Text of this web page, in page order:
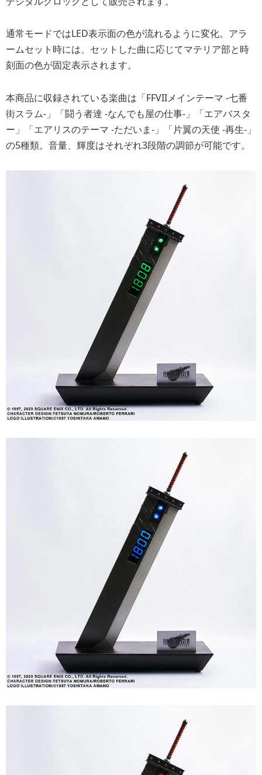
通常モードではLED表示面の色が流れるように変化。アラ
ームセット時には、セットした曲に応じてマテリア部と時
刻面の色が固定表示されます。
本商品に収録されている楽曲は「FFVIIメインテーマ -七番
街スラム-」「闘う者達 -なんでも屋の仕事-」「エアバスタ
ー」「エアリスのテーマ -ただいま-」「片翼の天使 -再生-」
の5種類。音量、輝度はそれぞれ3段階の調節が可能です。